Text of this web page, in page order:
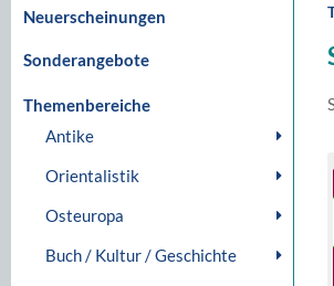
Neuerscheinungen
Sonderangebote
Themenbereiche
Antike
Orientalistik
Osteuropa
Buch / Kultur / Geschichte